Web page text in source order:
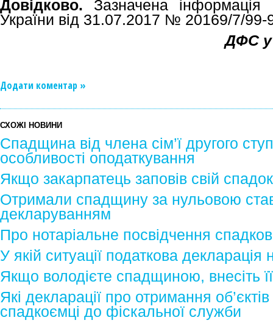
Довідково. Зазначена
України від 31.07.2017 № 20169/7/99-
ДФС у
Додати коментар »
СХОЖІ НОВИНИ
Спадщина від члена сім’ї другого
особливості оподаткування
Якщо закарпатець заповів свій
Отримали спадщину за нульовою
декларуванням
Про нотаріальне посвідчення
У якій ситуації податкова декларація
Якщо володієте спадщиною, внесіть
Які декларації про отримання
спадкоємці до фіскальної служби